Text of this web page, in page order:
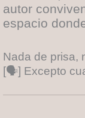
autor
espacio
Nada de prisa,
[🗣] Excepto